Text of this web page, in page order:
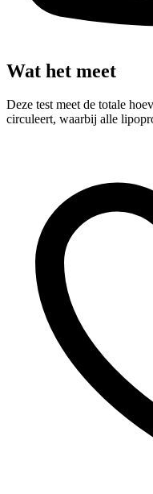
Wat het meet
Deze test meet de totale
circuleert, waarbij alle